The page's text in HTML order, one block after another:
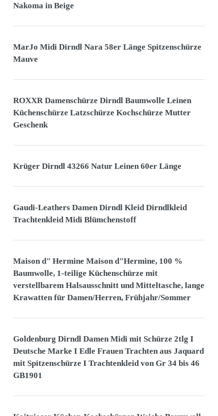
Nakoma in Beige
MarJo Midi Dirndl Nara 58er Länge Spitzenschürze
Mauve
ROXXR Damenschürze Dirndl Baumwolle Leinen
Küchenschürze Latzschürze Kochschürze Mutter
Geschenk
Krüger Dirndl 43266 Natur Leinen 60er Länge
Gaudi-Leathers Damen Dirndl Kleid Dirndlkleid
Trachtenkleid Midi Blümchenstoff
Maison d" Hermine Maison d"Hermine, 100 %
Baumwolle, 1-teilige Küchenschürze mit
verstellbarem Halsausschnitt und Mitteltasche, lange
Krawatten für Damen/Herren, Frühjahr/Sommer
Goldenburg Dirndl Damen Midi mit Schürze 2tlg I
Deutsche Marke I Edle Frauen Trachten aus Jaquard
mit Spitzenschürze I Trachtenkleid von Gr 34 bis 46
GB1901